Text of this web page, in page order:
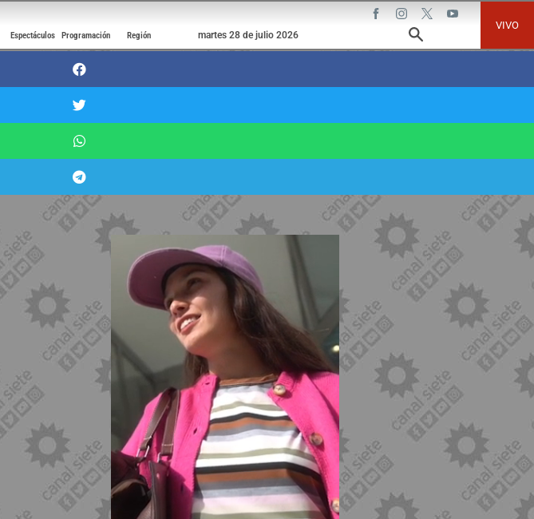
Espectáculos Programación Región martes 28 de julio 2026
VIVO
lluvias desde esta noche y fuerte